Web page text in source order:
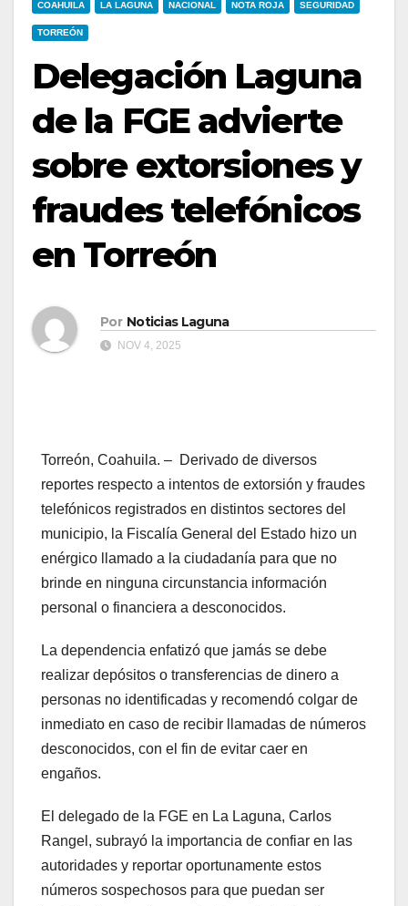
COAHUILA LA LAGUNA NACIONAL NOTA ROJA SEGURIDAD
TORREÓN
Delegación Laguna
de la FGE advierte
sobre extorsiones y
fraudes telefónicos
en Torreón
Por Noticias Laguna
NOV 4, 2025
Torreón, Coahuila. – Derivado de diversos
reportes respecto a intentos de extorsión y fraudes
telefónicos registrados en distintos sectores del
municipio, la Fiscalía General del Estado hizo un
enérgico llamado a la ciudadanía para que no
brinde en ninguna circunstancia información
personal o financiera a desconocidos.
La dependencia enfatizó que jamás se debe
realizar depósitos o transferencias de dinero a
personas no identificadas y recomendó colgar de
inmediato en caso de recibir llamadas de números
desconocidos, con el fin de evitar caer en
engaños.
El delegado de la FGE en La Laguna, Carlos
Rangel, subrayó la importancia de confiar en las
autoridades y reportar oportunamente estos
números sospechosos para que puedan ser